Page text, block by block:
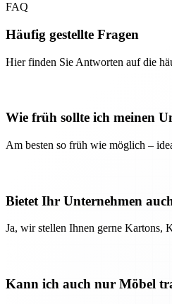
FAQ
Häufig gestellte Fragen
Hier finden Sie Antworten auf die
Wie früh sollte ich meinen
Am besten so früh wie möglich –
Bietet Ihr Unternehmen
Ja, wir stellen Ihnen gerne Kartons,
Kann ich auch nur Möbel